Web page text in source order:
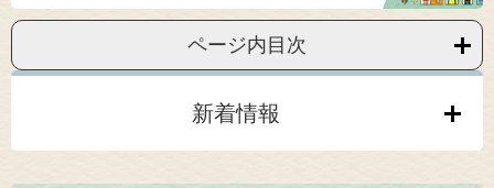
ページ内目次
新着情報